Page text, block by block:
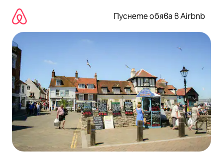
съдържанието
Пуснете обява в Airbnb